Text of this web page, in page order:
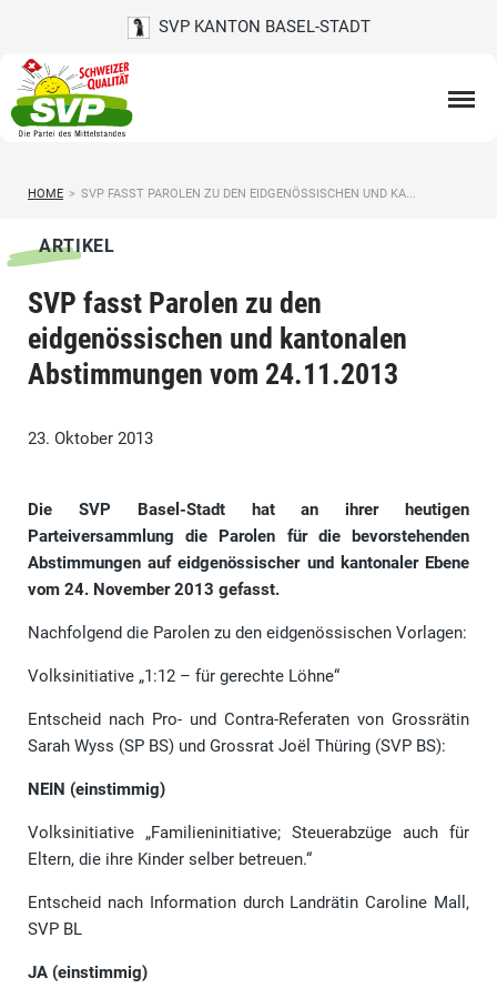
SVP KANTON BASEL-STADT
HOME > SVP FASST PAROLEN ZU DEN EIDGENÖSSISCHEN UND KA...
ARTIKEL
SVP fasst Parolen zu den
eidgenössischen und kantonalen
Abstimmungen vom 24.11.2013
23. Oktober 2013
Die SVP Basel-Stadt hat an ihrer heutigen
Parteiversammlung die Parolen für die bevorstehenden
Abstimmungen auf eidgenössischer und kantonaler Ebene
vom 24. November 2013 gefasst.
Nachfolgend die Parolen zu den eidgenössischen Vorlagen:
Volksinitiative „1:12 – für gerechte Löhne“
Entscheid nach Pro- und Contra-Referaten von Grossrätin
Sarah Wyss (SP BS) und Grossrat Joël Thüring (SVP BS):
NEIN (einstimmig)
Volksinitiative „Familieninitiative; Steuerabzüge auch für
Eltern, die ihre Kinder selber betreuen.“
Entscheid nach Information durch Landrätin Caroline Mall,
SVP BL
JA (einstimmig)